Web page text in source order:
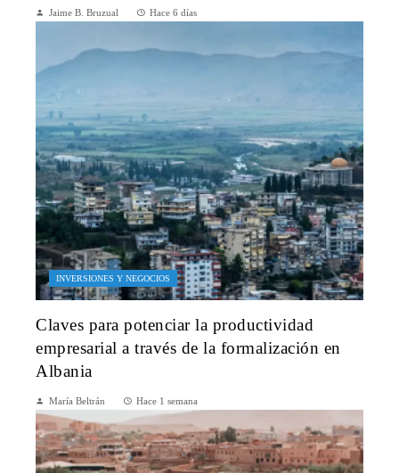
Jaime B. Bruzual Hace 6 días
INVERSIONES Y NEGOCIOS
Claves para potenciar la productividad
empresarial a través de la formalización en
Albania
María Beltrán Hace 1 semana